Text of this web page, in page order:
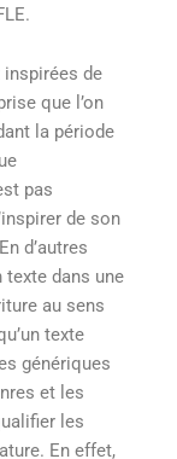
de
que l’on
la période
pas
de son
d’autres
texte dans une
au sens
texte
génériques
et les
les
En effet,